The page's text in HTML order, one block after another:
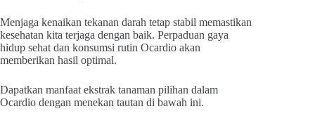
Menjaga kenaikan tekanan darah tetap stabil memastikan
kesehatan kita terjaga dengan baik. Perpaduan gaya
hidup sehat dan konsumsi rutin Ocardio akan
memberikan hasil optimal.
Dapatkan manfaat ekstrak tanaman pilihan dalam
Ocardio dengan menekan tautan di bawah ini.